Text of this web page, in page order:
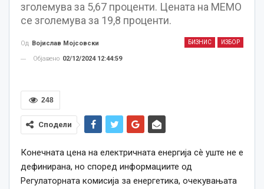
зголемува за 5,67 проценти. Цената на МЕМО
се зголемува за 19,8 проценти.
БИЗНИС ИЗБОР
Од Војислав Мојсовски
Објавено 02/12/2024 12:44:59
248
Сподели
Конечната цена на електричната енергија сè уште не е
дефинирана, но според информациите од
Регулаторната комисија за енергетика, очекувањата